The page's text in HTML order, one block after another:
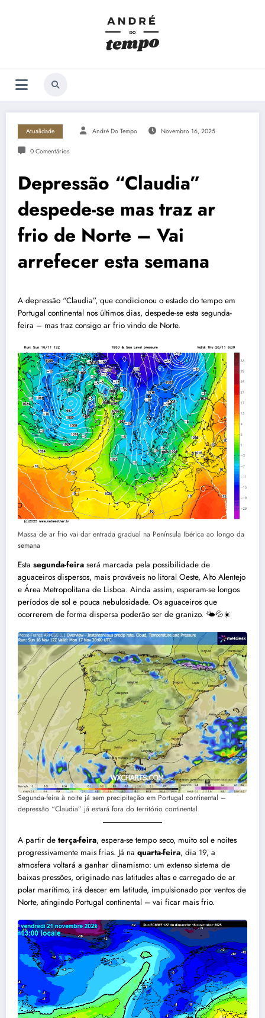
Atualidade André Do Tempo Novembro 16, 2025
0 Comentários
Depressão “Claudia”
despede-se mas traz ar
frio de Norte – Vai
arrefecer esta semana
A depressão “Claudia”, que condicionou o estado do tempo em
Portugal continental nos últimos dias, despede-se esta segunda-
feira – mas traz consigo ar frio vindo de Norte.
Massa de ar frio vai dar entrada gradual na Península Ibérica ao longo da
semana
Esta segunda-feira será marcada pela possibilidade de
aguaceiros dispersos, mais prováveis no litoral Oeste, Alto Alentejo
e Área Metropolitana de Lisboa. Ainda assim, esperam-se longos
períodos de sol e pouca nebulosidade. Os aguaceiros que
ocorrerem de forma dispersa poderão ser de granizo. 🌤️💦☀️
Segunda-feira à noite já sem precipitação em Portugal continental –
depressão “Claudia” já estará fora do território continental
A partir de terça-feira, espera-se tempo seco, muito sol e noites
progressivamente mais frias. Já na quarta-feira, dia 19, a
atmosfera voltará a ganhar dinamismo: um extenso sistema de
baixas pressões, originado nas latitudes altas e carregado de ar
polar marítimo, irá descer em latitude, impulsionado por ventos de
Norte, atingindo Portugal continental – vai ficar mais frio.